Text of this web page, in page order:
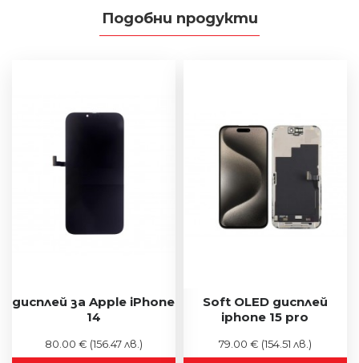
Подобни продукти
дисплей за Apple iPhone
14
80.00 € (156.47 лв.)
Soft OLED дисплей
iphone 15 pro
79.00 € (154.51 лв.)